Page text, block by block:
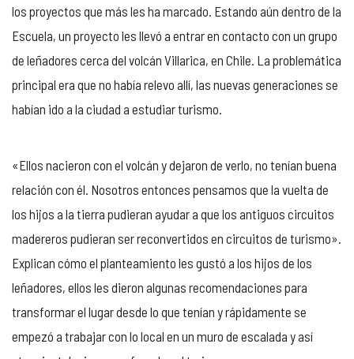
los proyectos que más les ha marcado. Estando aún dentro de la
Escuela, un proyecto les llevó a entrar en contacto con un grupo
de leñadores cerca del volcán Villarica, en Chile. La problemática
principal era que no había relevo allí, las nuevas generaciones se
habían ido a la ciudad a estudiar turismo.
«Ellos nacieron con el volcán y dejaron de verlo, no tenían buena
relación con él. Nosotros entonces pensamos que la vuelta de
los hijos a la tierra pudieran ayudar a que los antiguos circuitos
madereros pudieran ser reconvertidos en circuitos de turismo».
Explican cómo el planteamiento les gustó a los hijos de los
leñadores, ellos les dieron algunas recomendaciones para
transformar el lugar desde lo que tenían y rápidamente se
empezó a trabajar con lo local en un muro de escalada y así